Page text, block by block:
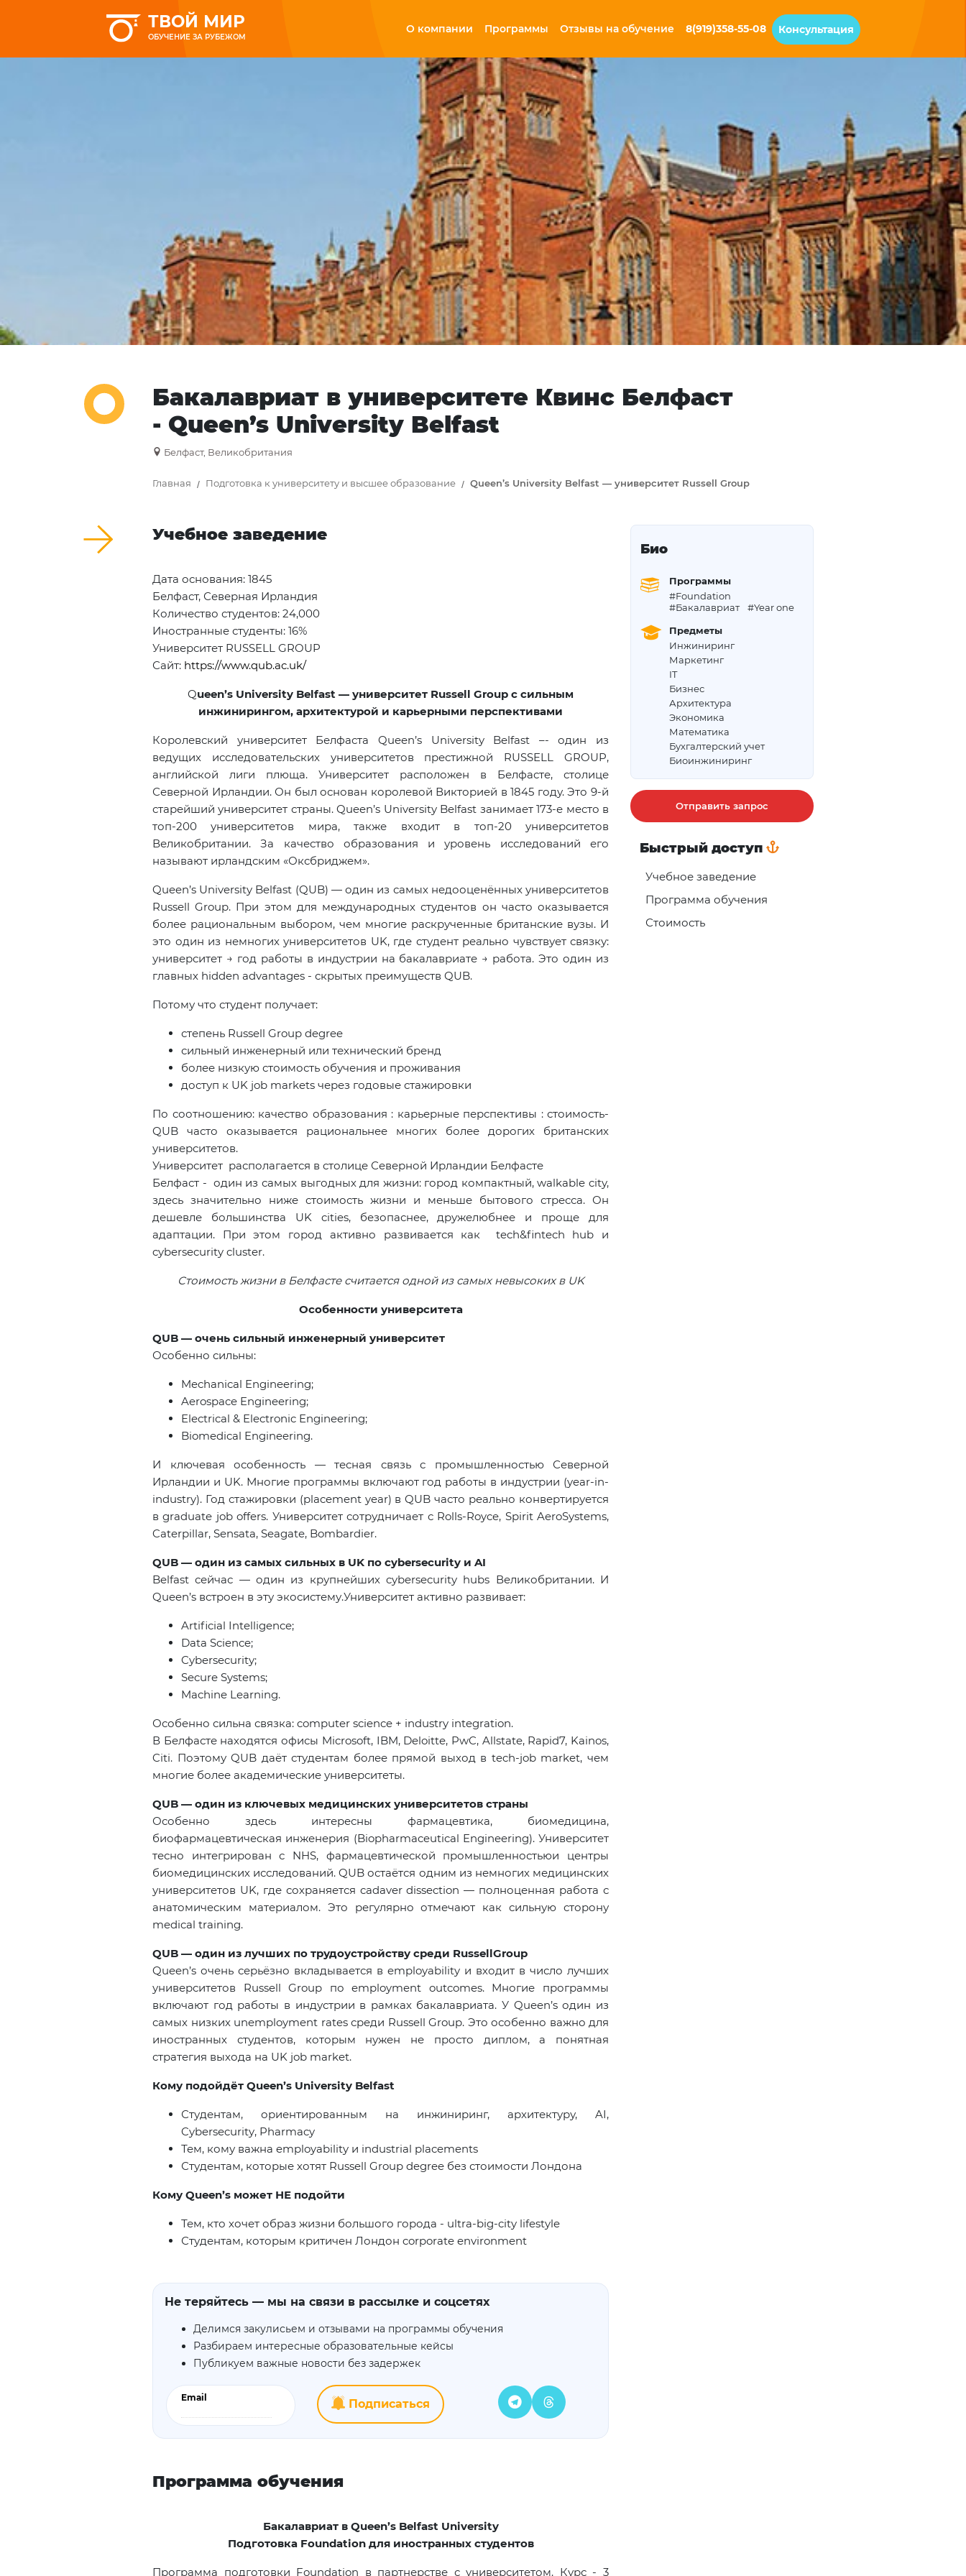
ТВОЙ МИР
ОБУЧЕНИЕ ЗА РУБЕЖОМ
О компании Программы Отзывы на обучение 8(919)358-55-08 Консультация
Бакалавриат в университете Квинс Белфаст
- Queen’s University Belfast
Белфаст, Великобритания
Главная Подготовка к университету и высшее образование Queen’s University Belfast — университет Russell Group
Учебное заведение
Дата основания: 1845
Белфаст, Северная Ирландия
Количество студентов: 24,000
Иностранные студенты: 16%
Университет RUSSELL GROUP
Сайт: https://www.qub.ac.uk/
Queen’s University Belfast — университет Russell Group с сильным
инжинирингом, архитектурой и карьерными перспективами
Королевский университет Белфаста Queen’s University Belfast –- один из
ведущих исследовательских университетов престижной RUSSELL GROUP,
английской лиги плюща. Университет расположен в Белфасте, столице
Северной Ирландии. Он был основан королевой Викторией в 1845 году. Это 9-й
старейший университет страны. Queen’s University Belfast занимает 173-е место в
топ-200 университетов мира, также входит в топ-20 университетов
Великобритании. За качество образования и уровень исследований его
называют ирландским «Оксбриджем».
Queen’s University Belfast (QUB) — один из самых недооценённых университетов
Russell Group. При этом для международных студентов он часто оказывается
более рациональным выбором, чем многие раскрученные британские вузы. И
это один из немногих университетов UK, где студент реально чувствует связку:
университет → год работы в индустрии на бакалавриате → работа. Это один из
главных hidden advantages - скрытых преимуществ QUB.
Потому что студент получает:
степень Russell Group degree
сильный инженерный или технический бренд
более низкую стоимость обучения и проживания
доступ к UK job markets через годовые стажировки
По соотношению: качество образования : карьерные перспективы : стоимость-
QUB часто оказывается рациональнее многих более дорогих британских
университетов.
Университет располагается в столице Северной Ирландии Белфасте
Белфаст - один из самых выгодных для жизни: город компактный, walkable city,
здесь значительно ниже стоимость жизни и меньше бытового стресса. Он
дешевле большинства UK cities, безопаснее, дружелюбнее и проще для
адаптации. При этом город активно развивается как tech&fintech hub и
cybersecurity cluster.
Стоимость жизни в Белфасте считается одной из самых невысоких в UK
Особенности университета
QUB — очень сильный инженерный университет
Особенно сильны:
Mechanical Engineering;
Aerospace Engineering;
Electrical & Electronic Engineering;
Biomedical Engineering.
И ключевая особенность — тесная связь с промышленностью Северной
Ирландии и UK. Многие программы включают год работы в индустрии (year-in-
industry). Год стажировки (placement year) в QUB часто реально конвертируется
в graduate job offers. Университет сотрудничает сRolls-Royce, Spirit AeroSystems,
Caterpillar, Sensata, Seagate, Bombardier.
QUB — один из самых сильных в UK по cybersecurity и AI
Belfast сейчас — один из крупнейших cybersecurity hubs Великобритании. И
Queen’s встроен в эту экосистему.Университет активно развивает:
Artificial Intelligence;
Data Science;
Cybersecurity;
Secure Systems;
Machine Learning.
Особенно сильна связка: computer science + industry integration.
В Белфасте находятся офисы Microsoft, IBM, Deloitte, PwC, Allstate, Rapid7, Kainos,
Citi. Поэтому QUB даёт студентам более прямой выход в tech-job market, чем
многие более академические университеты.
QUB — один из ключевых медицинских университетов страны
Особенно здесь интересны фармацевтика, биомедицина,
биофармацевтическая инженерия (Biopharmaceutical Engineering). Университет
тесно интегрирован с NHS, фармацевтической промышленностьюи центры
биомедицинских исследований. QUB остаётся одним из немногих медицинских
университетов UK, где сохраняется cadaver dissection — полноценная работа с
анатомическим материалом. Это регулярно отмечают как сильную сторону
medical training.
QUB — один из лучших по трудоустройству среди RussellGroup
Queen’s очень серьёзно вкладывается в employability и входит в число лучших
университетов Russell Group по employment outcomes. Многие программы
включают год работы в индустрии в рамках бакалавриата. У Queen’sодин из
самых низкихunemployment rates среди Russell Group. Это особенно важно для
иностранных студентов, которым нужен не просто диплом, а понятная
стратегия выхода на UK job market.
Кому подойдёт Queen’s University Belfast
Студентам, ориентированным на инжиниринг, архитектуру, AI,
Cybersecurity, Pharmacy
Тем, кому важна employability и industrial placements
Студентам, которые хотят Russell Group degree без стоимости Лондона
Кому Queen’s может НЕ подойти
Тем, кто хочет образ жизни большого города - ultra-big-city lifestyle
Студентам, которым критичен Лондон corporate environment
Не теряйтесь — мы на связи в рассылке и соцсетях
Делимся закулисьем и отзывами на программы обучения
Разбираем интересные образовательные кейсы
Публикуем важные новости без задержек
Email Подписаться
Программа обучения
Бакалавриат в Queen’s Belfast University
Подготовка Foundationдля иностранных студентов
Программа подготовки Foundation в партнерстве с университетом. Курс - 3
Био
Программы
#Foundation
#Бакалавриат
#Year one
Предметы
Инжиниринг
Маркетинг
IT
Бизнес
Архитектура
Экономика
Математика
Бухгалтерский учет
Биоинжиниринг
Отправить запрос
Быстрый доступ
Учебное заведение
Программа обучения
Стоимость